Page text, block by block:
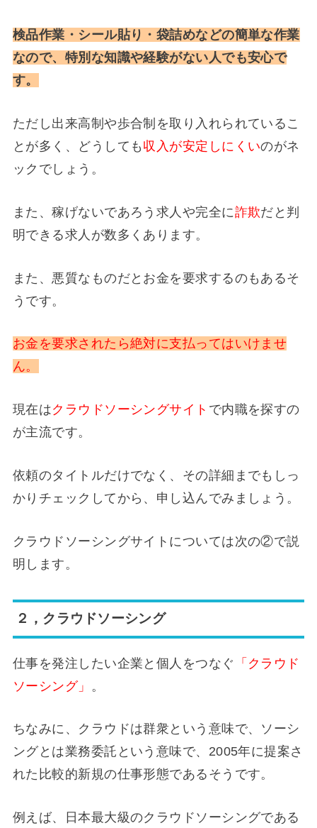
検品作業・シール貼り・袋詰めなどの簡単な作業
なので、特別な知識や経験がない人でも安心で
す。
ただし出来高制や歩合制を取り入れられているこ
とが多く、どうしても 収入が安定しにくいのがネ
ックでしょう。
また、稼げないであろう求人や完全に詐欺だと判
明できる求人が数多くあります。
また、悪質なものだとお金を要求するのもあるそ
うです。
お金を要求されたら絶対に支払ってはいけませ
ん。
現在はクラウドソーシングサイト で内職を探すの
が主流です。
依頼のタイトルだけでなく、その詳細までもしっ
かりチェックしてから、申し込んでみましょう。
クラウドソーシングサイトについては次の②で説
明します。
２，クラウドソーシング
仕事を発注したい企業と個人をつなぐ
「クラウド
ソーシング」
。
ちなみに、クラウドは群衆という意味で、ソーシ
ングとは業務委託という意味で、2005年に提案さ
れた比較的新規の仕事形態であるそうです。
例えば、日本最大級のクラウドソーシングである